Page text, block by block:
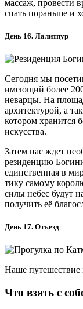
массаж, провести
спать пораньше и
День 16. Лалитпур
Сегодня мы
имеющий более
неварцы. На
архитектурой, а
котором хранится
искусства.
Затем нас ждет
резиденцию
единственная в
тику самому
силы небес будут
получить её
День 17. Отъезд
Наше путешествие
Что взять с